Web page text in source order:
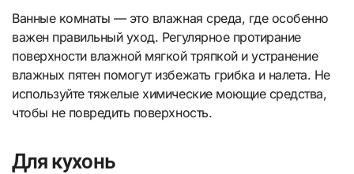
Ванные комнаты — это влажная среда, где особенно
важен правильный уход. Регулярное протирание
поверхности влажной мягкой тряпкой и устранение
влажных пятен помогут избежать грибка и налета. Не
используйте тяжелые химические моющие средства,
чтобы не повредить поверхность.
Для кухонь